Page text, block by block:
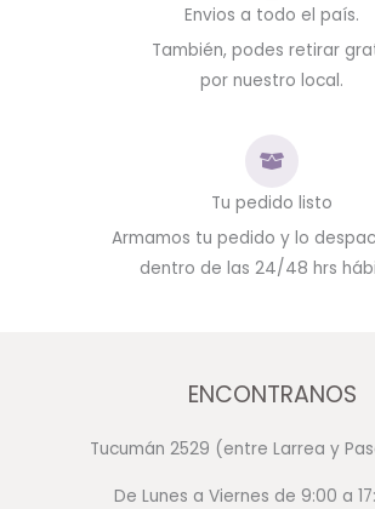
Envios a todo el país.
También, podes retirar
por nuestro local.
Tu pedido listo
Armamos tu pedido y lo
dentro de las 24/48 hrs
ENCONTRANOS
Tucumán 2529 (entre Larrea y
De Lunes a Viernes de 9:00 a